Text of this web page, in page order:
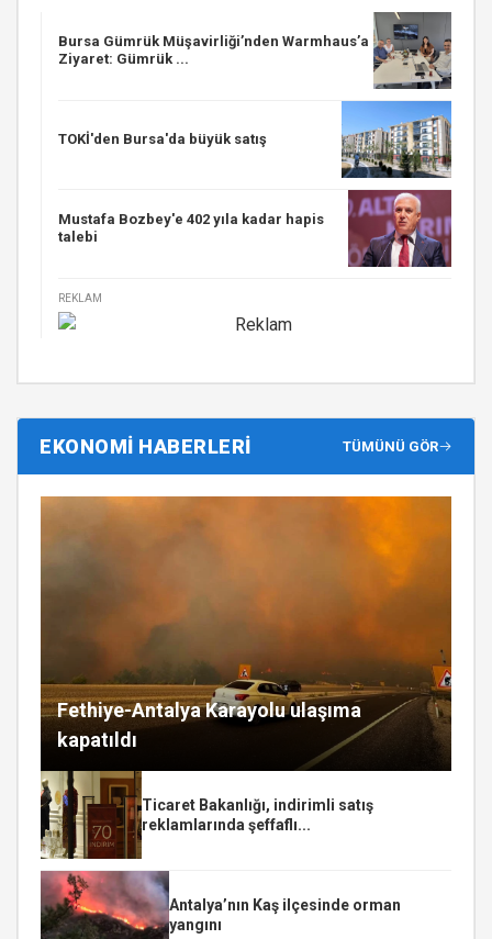
Bursa Gümrük Müşavirliği’nden Warmhaus’a
Ziyaret: Gümrük ...
TOKİ'den Bursa'da büyük satış
Mustafa Bozbey'e 402 yıla kadar hapis
talebi
REKLAM
EKONOMİ HABERLERİ TÜMÜNÜ GÖR
Fethiye-Antalya Karayolu ulaşıma
kapatıldı
Ticaret Bakanlığı, indirimli satış
reklamlarında şeffaflı...
Antalya’nın Kaş ilçesinde orman
yangını